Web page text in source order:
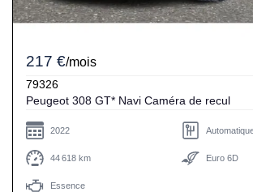
217 €/mois
79326
Peugeot 308 GT* Navi Caméra de recul
2022
44 618 km Euro 6D
Essence